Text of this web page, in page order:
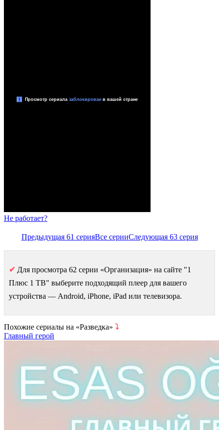
Не работает?
Предыдущая 61 серияВсе серииСледующая 63 серия
✔ Для просмотра 62 серии «Организация» на сайте "1
Плюс 1 ТВ" выберите подходящий плеер для вашего
устройства — Android, iPhone, iPad или телевизора.
Похожие сериалы на «Разведка» ⤵
Главный герой